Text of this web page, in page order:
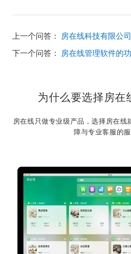
上一个问答： 房在线科技有限公
下一个问答： 房在线管理软件的
为什么要选择房在
房在线只做专业级产品，选择房在线
障与专业客服的服